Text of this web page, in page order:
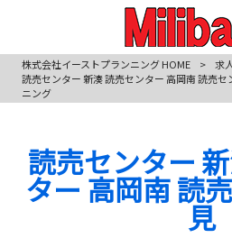
株式会社イーストプランニング HOME
> 求
読売センター 新湊 読売センター 高岡南 読売
ニング
読売センター
ター 高岡南 読
見